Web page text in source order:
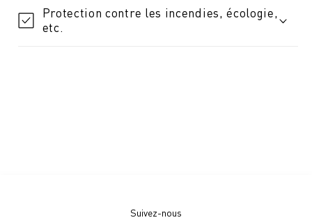
Protection contre les incendies, écologie,
etc.
Suivez-nous